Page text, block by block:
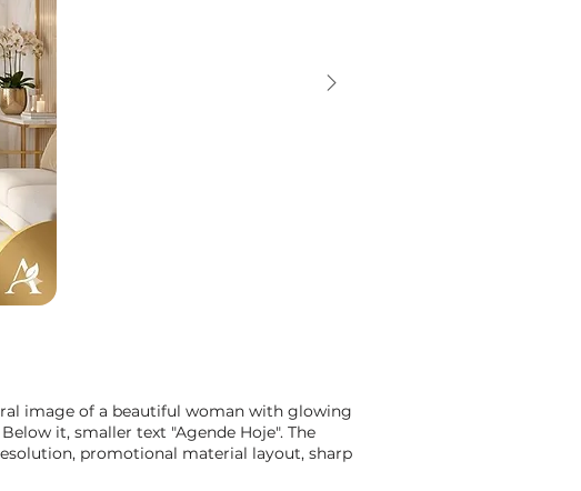
image of a beautiful woman with glowing
it, smaller text "Agende Hoje". The
promotional material layout, sharp